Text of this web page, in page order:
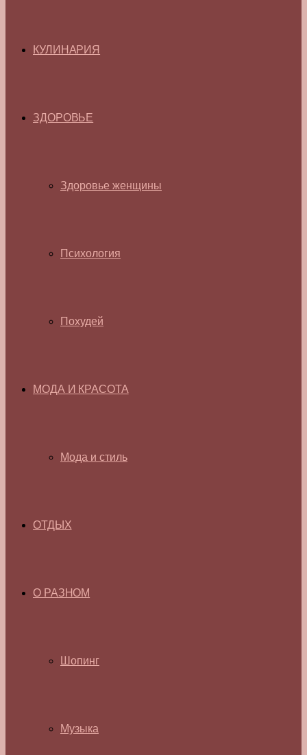
КУЛИНАРИЯ
ЗДОРОВЬЕ
Здоровье женщины
Психология
Похудей
МОДА И КРАСОТА
Мода и стиль
ОТДЫХ
О РАЗНОМ
Шопинг
Музыка